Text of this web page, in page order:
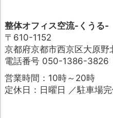
整体オフィス空流-くうる-
〒610-1152
京都府京都市西京区大原
電話番号 050-1386-3826
営業時間：10時～20時
定休日：日曜日 ／駐車場